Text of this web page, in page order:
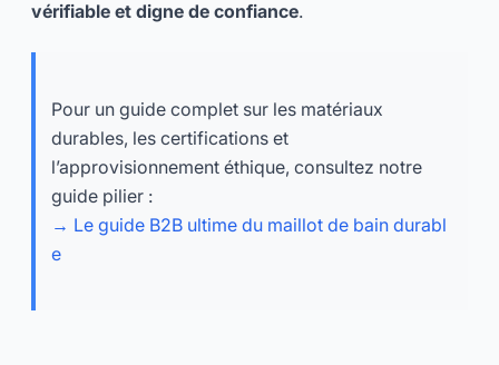
vérifiable et digne de confiance.
Pour un guide complet sur les matériaux
durables, les certifications et
l’approvisionnement éthique, consultez notre
guide pilier :
→ Le guide B2B ultime du maillot de bain durabl
e